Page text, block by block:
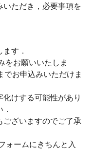
いただき，必要事項を
す．
をお願いいたしま
でお申込みいただけま
けする可能性があり
ざいますのでご了承
ォームにきちんと入